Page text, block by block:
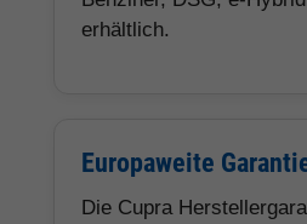
erhältlich.
Europaweite
Die Cupra